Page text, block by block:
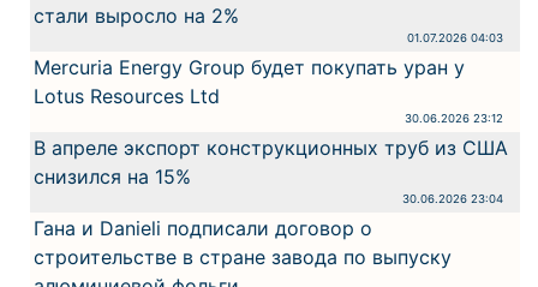
стали выросло на 2%
01.07.2026 04:03
Mercuria Energy Group будет покупать уран у
Lotus Resources Ltd
30.06.2026 23:12
В апреле экспорт конструкционных труб из США
снизился на 15%
30.06.2026 23:04
Гана и Danieli подписали договор о
строительстве в стране завода по выпуску